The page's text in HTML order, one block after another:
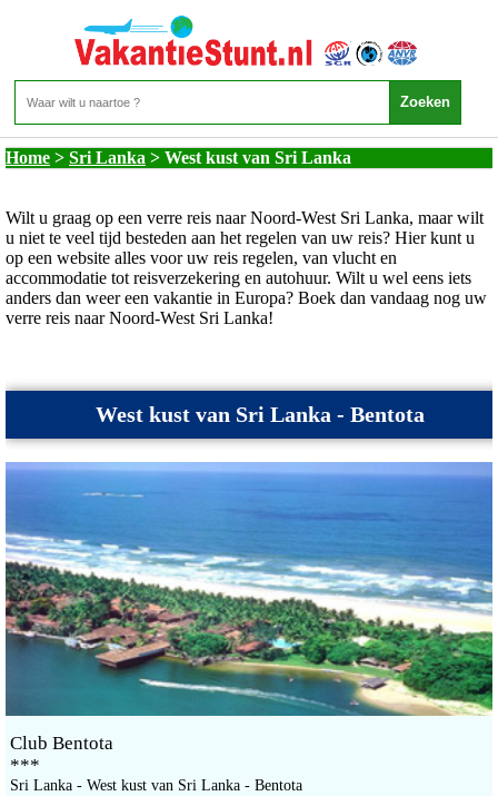
Sri Lanka - West kust van Sri Lanka
Home > Sri Lanka > West kust van Sri Lanka
Wilt u graag op een verre reis naar Noord-West Sri Lanka, maar wilt
u niet te veel tijd besteden aan het regelen van uw reis? Hier kunt u
op een website alles voor uw reis regelen, van vlucht en
accommodatie tot reisverzekering en autohuur. Wilt u wel eens iets
anders dan weer een vakantie in Europa? Boek dan vandaag nog uw
verre reis naar Noord-West Sri Lanka!
West kust van Sri Lanka - Bentota
Club Bentota
***
Sri Lanka - West kust van Sri Lanka - Bentota